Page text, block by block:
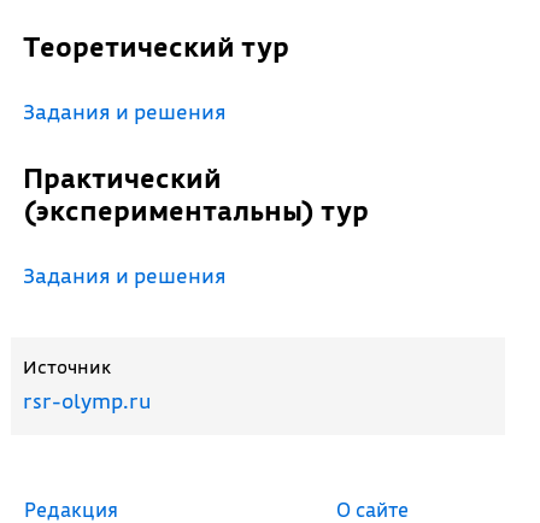
Теоретический тур
Задания и решения
Практический
(экспериментальны) тур
Задания и решения
Источник
rsr-olymp.ru
Редакция О сайте